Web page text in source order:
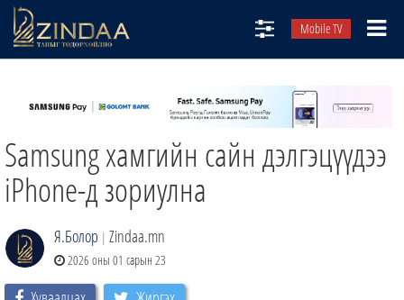
Mobile TV
ТВ8
ӨГЛӨӨНИЙ СОНИН
АУДИО ЗОХИОЛ
Samsung хамгийн сайн дэлгэцүүдээ
iPhone-д зориулна
Я.Болор | Zindaa.mn
2026 оны 01 сарын 23